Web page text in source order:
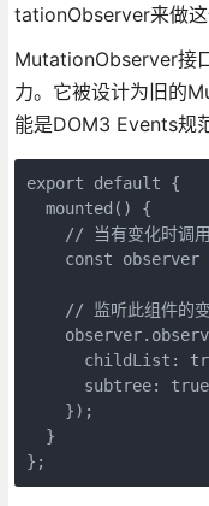
tationObserver来做这
MutationObserver接
力。它被设计为旧的
能是DOM3 Events规
export default {
  mounted() {
// 当有变化时调
const observer
// 监听此组件的
childList:
      subtree: true
    });
  }